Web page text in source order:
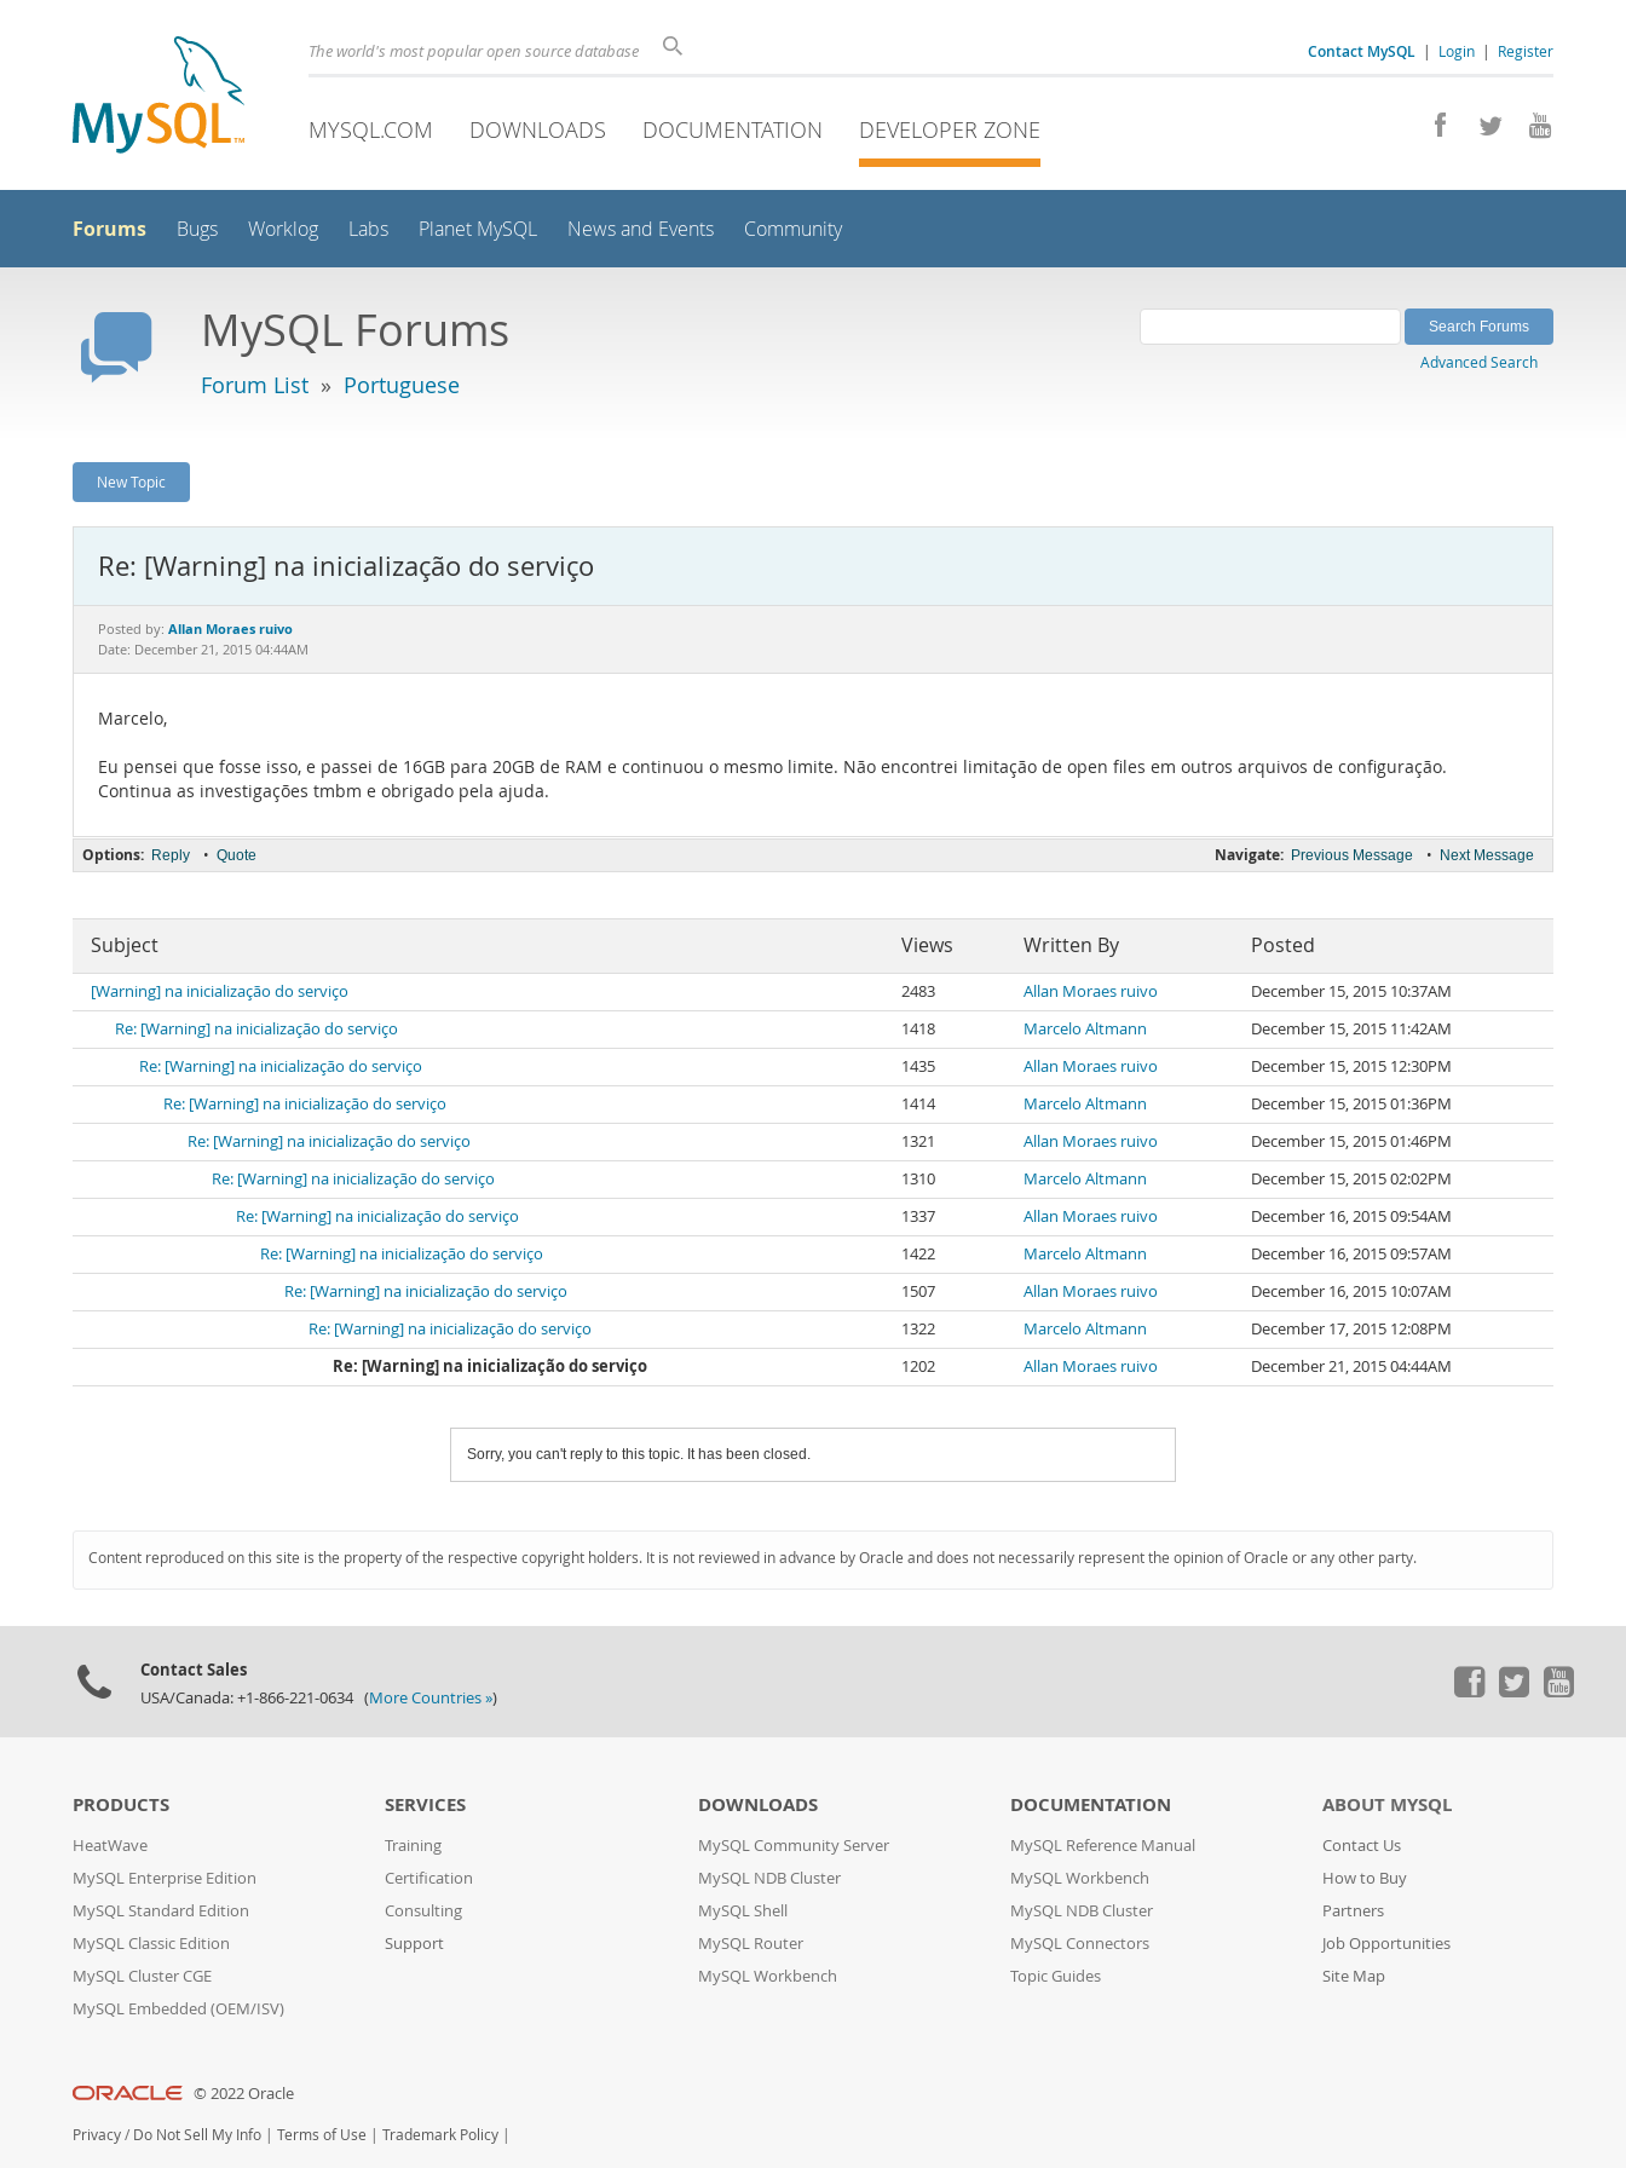
Contact MySQL | Login | Register
The world's most popular open source database
MYSQL.COM DOWNLOADS DOCUMENTATION DEVELOPER ZONE
Forums Bugs Worklog Labs Planet MySQL News and Events Community
MySQL Forums
Forum List » Portuguese
Advanced Search
New Topic
Re: [Warning] na inicialização do serviço
Posted by: Allan Moraes ruivo
Date: December 21, 2015 04:44AM
Marcelo,
Eu pensei que fosse isso, e passei de 16GB para 20GB de RAM e continuou o mesmo limite. Não encontrei limitação de open files em outros arquivos de configuração.
Continua as investigações tmbm e obrigado pela ajuda.
Navigate: Previous Message • Next Message
Options: Reply • Quote
Subject Views Written By Posted
[Warning] na inicialização do serviço 2483 Allan Moraes ruivo
December 15, 2015 10:37AM
Re: [Warning] na inicialização do serviço
1418 Marcelo Altmann
December 15, 2015 11:42AM
Re: [Warning] na inicialização do serviço
1435 Allan Moraes ruivo
December 15, 2015 12:30PM
Re: [Warning] na inicialização do serviço
1414 Marcelo Altmann
December 15, 2015 01:36PM
Re: [Warning] na inicialização do serviço
1321 Allan Moraes ruivo
December 15, 2015 01:46PM
Re: [Warning] na inicialização do serviço
1310 Marcelo Altmann
December 15, 2015 02:02PM
Re: [Warning] na inicialização do serviço
1337 Allan Moraes ruivo
December 16, 2015 09:54AM
Re: [Warning] na inicialização do serviço
1422 Marcelo Altmann
December 16, 2015 09:57AM
Re: [Warning] na inicialização do serviço
1507 Allan Moraes ruivo
December 16, 2015 10:07AM
Re: [Warning] na inicialização do serviço
1322 Marcelo Altmann
December 17, 2015 12:08PM
Re: [Warning] na inicialização do serviço
1202 Allan Moraes ruivo December 21, 2015 04:44AM
Sorry, you can't reply to this topic. It has been closed.
Content reproduced on this site is the property of the respective copyright holders. It is not reviewed in advance by Oracle and does not necessarily represent the opinion of Oracle or any other party.
Contact Sales
USA/Canada: +1-866-221-0634 (More Countries »)
PRODUCTS
HeatWave
MySQL Enterprise Edition
MySQL Standard Edition
MySQL Classic Edition
MySQL Cluster CGE
MySQL Embedded (OEM/ISV)
SERVICES
Training
Certification
Consulting
Support
DOWNLOADS
MySQL Community Server
MySQL NDB Cluster
MySQL Shell
MySQL Router
MySQL Workbench
DOCUMENTATION
MySQL Reference Manual
MySQL Workbench
MySQL NDB Cluster
MySQL Connectors
Topic Guides
ABOUT MYSQL
Contact Us
How to Buy
Partners
Job Opportunities
Site Map
© 2022 Oracle
Privacy / Do Not Sell My Info | Terms of Use | Trademark Policy |